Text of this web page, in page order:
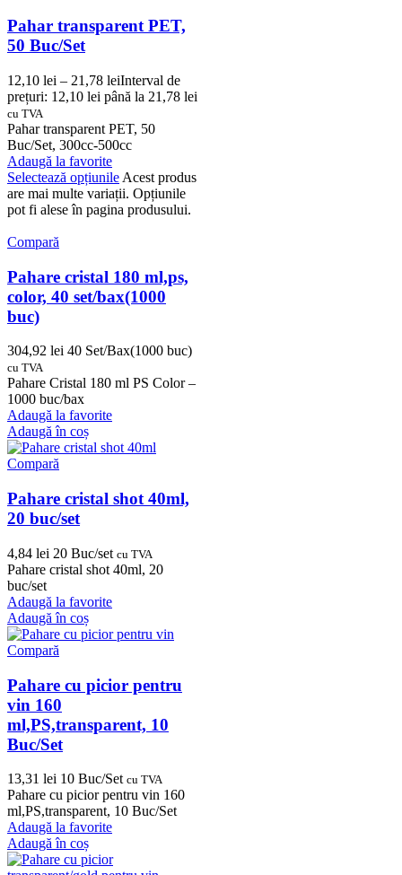
Pahar transparent PET,
50 Buc/Set
12,10 lei – 21,78 leiInterval de
prețuri: 12,10 lei până la 21,78 lei
cu TVA
Pahar transparent PET, 50
Buc/Set, 300cc-500cc
Adaugă la favorite
Selectează opțiunile Acest produs
are mai multe variații. Opțiunile
pot fi alese în pagina produsului.
Compară
Pahare cristal 180 ml,ps,
color, 40 set/bax(1000
buc)
304,92 lei 40 Set/Bax(1000 buc)
cu TVA
Pahare Cristal 180 ml PS Color –
1000 buc/bax
Adaugă la favorite
Adaugă în coș
Compară
Pahare cristal shot 40ml,
20 buc/set
4,84 lei 20 Buc/set cu TVA
Pahare cristal shot 40ml, 20
buc/set
Adaugă la favorite
Adaugă în coș
Compară
Pahare cu picior pentru
vin 160
ml,PS,transparent, 10
Buc/Set
13,31 lei 10 Buc/Set cu TVA
Pahare cu picior pentru vin 160
ml,PS,transparent, 10 Buc/Set
Adaugă la favorite
Adaugă în coș